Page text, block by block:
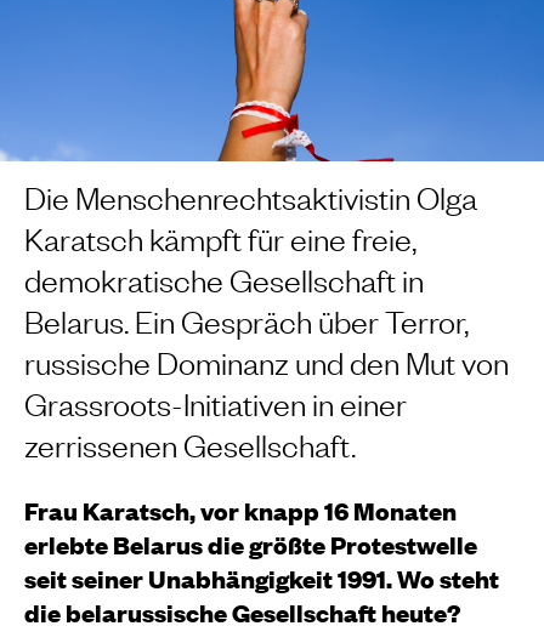
Die Menschenrechtsaktivistin Olga
Karatsch kämpft für eine freie,
demokratische Gesellschaft in
Belarus. Ein Gespräch über Terror,
russische Dominanz und den Mut von
Grassroots-Initiativen in einer
zerrissenen Gesellschaft.
Frau Karatsch, vor knapp 16 Monaten
erlebte Belarus die größte Protestwelle
seit seiner Unabhängigkeit 1991. Wo steht
die belarussische Gesellschaft heute?